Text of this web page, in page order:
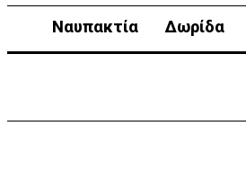
Ναυπακτία Δωρίδα